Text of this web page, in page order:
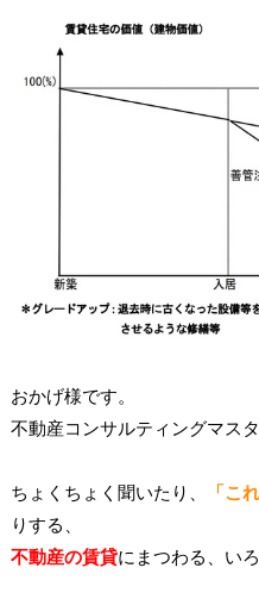
おかげ様です。
不動産コンサルティングマス
ちょくちょく聞いたり、 「こ
りする、
不動産の賃貸にまつわる、い